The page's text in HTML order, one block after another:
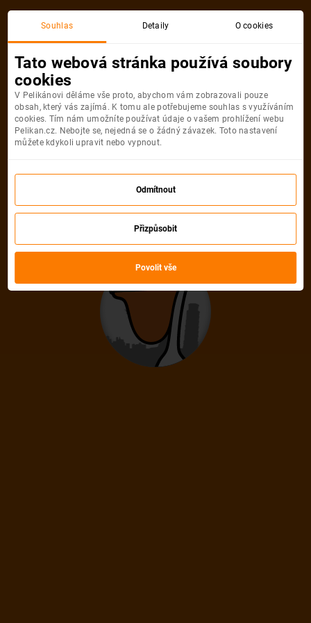
Nejlevněji Nejnovější Nejdále
Nebyly nalezeny žádné akční letenky.
Litujeme, momentálně žádná akční letenka nesplňuje zvolená
kritéria.
Souhlas Detaily O cookies
Tato webová stránka používá soubory
cookies
V Pelikánovi děláme vše proto, abychom vám zobrazovali pouze
obsah, který vás zajímá. K tomu ale potřebujeme souhlas s využíváním
cookies. Tím nám umožníte používat údaje o vašem prohlížení webu
Pelikan.cz. Nebojte se, nejedná se o žádný závazek. Toto nastavení
můžete kdykoli upravit nebo vypnout.
Odmítnout
Přizpůsobit
Povolit vše